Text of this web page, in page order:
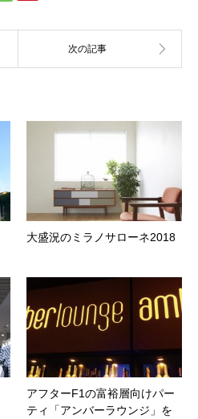
大盛況のミラノサローネ2018
アフターF1の富裕層向けパー
ティ「アンバーラウンジ」を